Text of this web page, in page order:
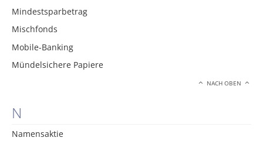
Mindestsparbetrag
Mischfonds
Mobile-Banking
Mündelsichere Papiere
NACH OBEN
N
Namensaktie